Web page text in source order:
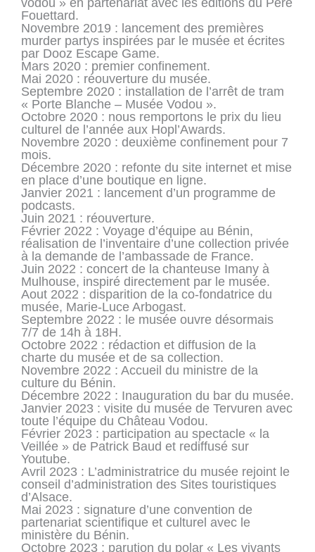
Fouettard.
Novembre 2019 : lancement des premières
murder partys inspirées par le musée et écrites
par Dooz Escape Game.
Mars 2020 : premier confinement.
Mai 2020 : réouverture du musée.
Septembre 2020 : installation de l’arrêt de tram
« Porte Blanche – Musée Vodou ».
Octobre 2020 : nous remportons le prix du lieu
culturel de l’année aux Hopl’Awards.
Novembre 2020 : deuxième confinement pour 7
mois.
Décembre 2020 : refonte du site internet et mise
en place d’une boutique en ligne.
Janvier 2021 : lancement d’un programme de
podcasts.
Juin 2021 : réouverture.
Février 2022 : Voyage d’équipe au Bénin,
réalisation de l’inventaire d’une collection privée
à la demande de l’ambassade de France.
Juin 2022 : concert de la chanteuse Imany à
Mulhouse, inspiré directement par le musée.
Aout 2022 : disparition de la co-fondatrice du
musée, Marie-Luce Arbogast.
Septembre 2022 : le musée ouvre désormais
7/7 de 14h à 18H.
Octobre 2022 : rédaction et diffusion de la
charte du musée et de sa collection.
Novembre 2022 : Accueil du ministre de la
culture du Bénin.
Décembre 2022 : Inauguration du bar du musée.
Janvier 2023 : visite du musée de Tervuren avec
toute l’équipe du Château Vodou.
Février 2023 : participation au spectacle « la
Veillée » de Patrick Baud et rediffusé sur
Youtube.
Avril 2023 : L’administratrice du musée rejoint le
conseil d’administration des Sites touristiques
d’Alsace.
Mai 2023 : signature d’une convention de
partenariat scientifique et culturel avec le
ministère du Bénin.
Octobre 2023 : parution du polar « Les vivants